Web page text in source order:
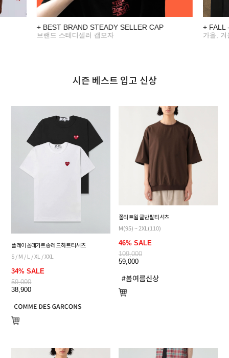
+ BEST BRAND STEADY SELLER CAP
브랜드 스테디셀러 캡모자
+ FALL
가을, 겨
시즌 베스트 입고 신상
플레이 꼼데가르송 레드 하트 티셔츠
S / M / L / XL / XXL
34% SALE
59,000
38,900
폴리 트윌 쿨 반팔 티셔츠
M(95) ~ 2XL(110)
46% SALE
109,000
59,000